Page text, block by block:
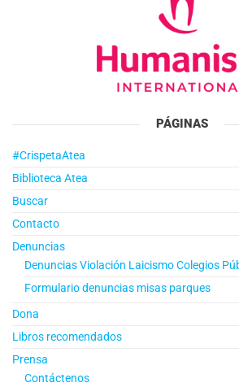
PÁGINAS
#CrispetaAtea
Biblioteca Atea
Buscar
Contacto
Denuncias
Denuncias Violación Laicismo Colegios
Formulario denuncias misas parques
Dona
Libros recomendados
Prensa
Contáctenos